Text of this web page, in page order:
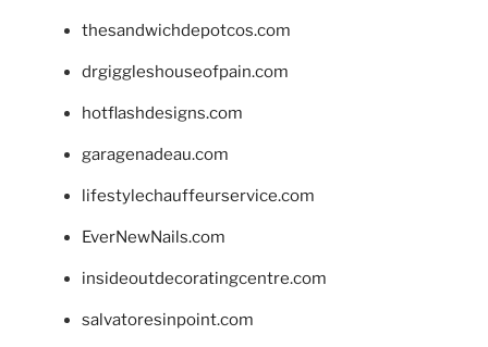
thesandwichdepotcos.com
drgiggleshouseofpain.com
hotflashdesigns.com
garagenadeau.com
lifestylechauffeurservice.com
EverNewNails.com
insideoutdecoratingcentre.com
salvatoresinpoint.com